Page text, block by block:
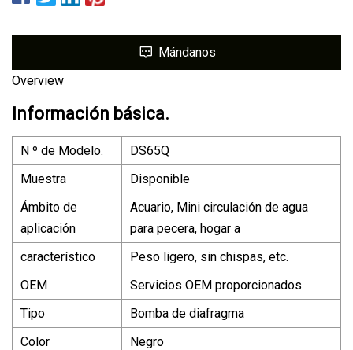
Mándanos
Overview
Información básica.
N º de Modelo.
DS65Q
Muestra
Disponible
Ámbito de
aplicación
Acuario, Mini circulación de agua
para pecera, hogar a
característico
Peso ligero, sin chispas, etc.
OEM
Servicios OEM proporcionados
Tipo
Bomba de diafragma
Color
Negro